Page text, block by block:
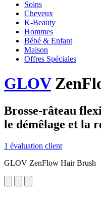
Soins
Cheveux
K-Beauty
Hommes
Bébé & Enfant
Maison
Offres Spéciales
GLOV
Brosse-râteau
le démêlage et la
1 évaluation client
GLOV ZenFlow Hair Brush